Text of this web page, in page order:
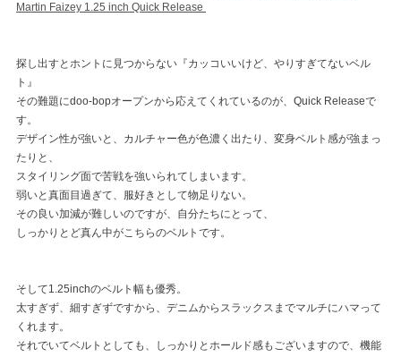
Martin Faizey 1.25 inch Quick Release
探し出すとホントに見つからない『カッコいいけど、やりすぎてないベル
ト』
その難題にdoo-bopオープンから応えてくれているのが、Quick Releaseで
す。
デザイン性が強いと、カルチャー色が色濃く出たり、変身ベルト感が強まっ
たりと、
スタイリング面で苦戦を強いられてしまいます。
弱いと真面目過ぎて、服好きとして物足りない。
その良い加減が難しいのですが、自分たちにとって、
しっかりとど真ん中がこちらのベルトです。
そして1.25inchのベルト幅も優秀。
太すぎず、細すぎずですから、デニムからスラックスまでマルチにハマって
くれます。
それでいてベルトとしても、しっかりとホールド感もございますので、機能